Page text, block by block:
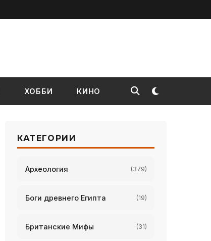
ХОББИ КИНО
КАТЕГОРИИ
Археология (379)
Боги древнего Египта (19)
Британские Мифы (31)